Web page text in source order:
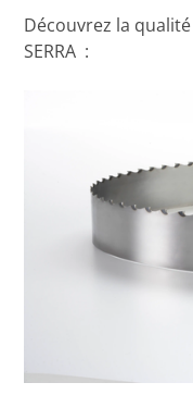
Découvrez la
SERRA :